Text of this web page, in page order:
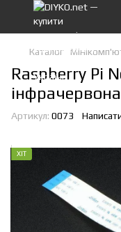
Каталог
Raspberry Pi
Артикул: 0073
ХІТ